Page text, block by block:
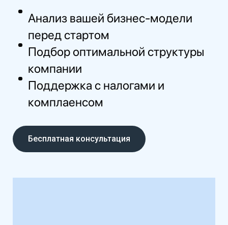
Анализ вашей бизнес-модели
перед стартом
Подбор оптимальной структуры
компании
Поддержка с налогами и
комплаенсом
Бесплатная консультация